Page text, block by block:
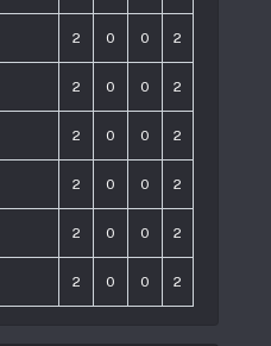
2 0 0 2
2 0 0 2
2 0 0 2
2 0 0 2
2 0 0 2
2 0 0 2